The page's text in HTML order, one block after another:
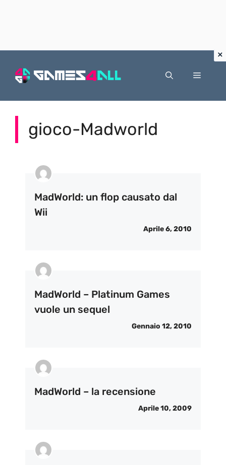
Menu
gioco-Madworld
MadWorld: un flop causato dal
Wii
Aprile 6, 2010
MadWorld – Platinum Games
vuole un sequel
Gennaio 12, 2010
MadWorld – la recensione
Aprile 10, 2009